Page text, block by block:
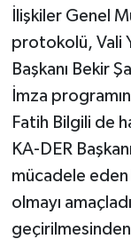
İlişkiler Genel
protokolü, Vali
Başkanı Bekir
İmza
Fatih Bilgili de
KA-DER
mücadele
olmayı
Uğurludağ